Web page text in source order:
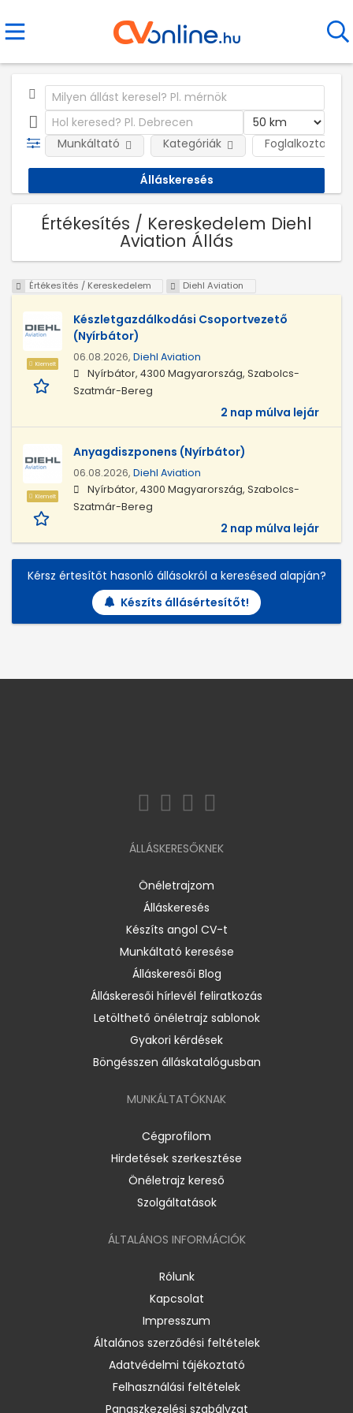
Foglalkoztatás
Munkáltató Kategóriák
Értékesítés / Kereskedelem Diehl
Aviation Állás
Értékesítés / Kereskedelem Diehl Aviation
Kiemelt
Készletgazdálkodási Csoportvezető
(Nyírbátor)
06.08.2026, Diehl Aviation
Nyírbátor, 4300 Magyarország, Szabolcs-
Szatmár-Bereg
2 nap múlva lejár
Kiemelt
Anyagdiszponens (Nyírbátor)
06.08.2026, Diehl Aviation
Nyírbátor, 4300 Magyarország, Szabolcs-
Szatmár-Bereg
2 nap múlva lejár
Kérsz értesítőt hasonló állásokról a keresésed alapján?
Készíts állásértesítőt!
ÁLLÁSKERESŐKNEK
Önéletrajzom
Álláskeresés
Készíts angol CV-t
Munkáltató keresése
Álláskeresői Blog
Álláskeresői hírlevél feliratkozás
Letölthető önéletrajz sablonok
Gyakori kérdések
Böngésszen álláskatalógusban
MUNKÁLTATÓKNAK
Cégprofilom
Hirdetések szerkesztése
Önéletrajz kereső
Szolgáltatások
ÁLTALÁNOS INFORMÁCIÓK
Rólunk
Kapcsolat
Impresszum
Általános szerződési feltételek
Adatvédelmi tájékoztató
Felhasználási feltételek
Panaszkezelési szabályzat